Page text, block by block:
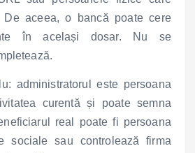
De aceea, o bancă poate cere
în același dosar. Nu se
administratorul este persoana
curentă și poate semna
real poate fi persoana
sociale sau controlează firma